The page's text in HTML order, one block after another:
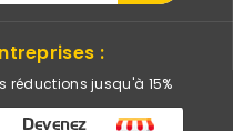
:
réductions jusqu'à 15%